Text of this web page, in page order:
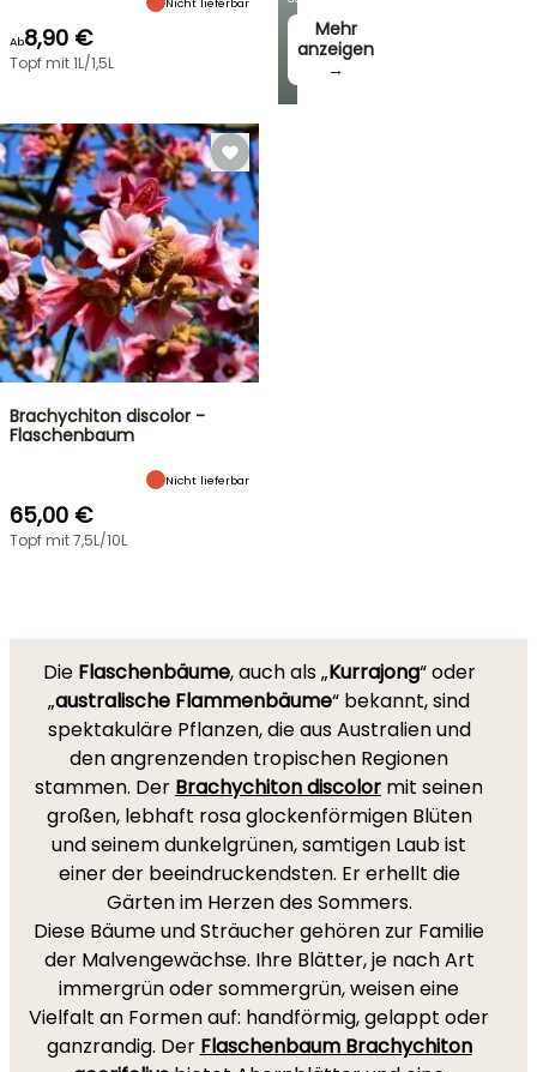
Mehr
anzeigen
→
Ab8,90 €
Topf mit 1L/1,5L
Brachychiton discolor -
Flaschenbaum
Nicht lieferbar
65,00 €
Topf mit 7,5L/10L
Die Flaschenbäume, auch als „Kurrajong“ oder
„australische Flammenbäume“ bekannt, sind
spektakuläre Pflanzen, die aus Australien und
den angrenzenden tropischen Regionen
stammen. Der Brachychiton discolor mit seinen
großen, lebhaft rosa glockenförmigen Blüten
und seinem dunkelgrünen, samtigen Laub ist
einer der beeindruckendsten. Er erhellt die
Gärten im Herzen des Sommers.
Diese Bäume und Sträucher gehören zur Familie
der Malvengewächse. Ihre Blätter, je nach Art
immergrün oder sommergrün, weisen eine
Vielfalt an Formen auf: handförmig, gelappt oder
ganzrandig. Der Flaschenbaum Brachychiton